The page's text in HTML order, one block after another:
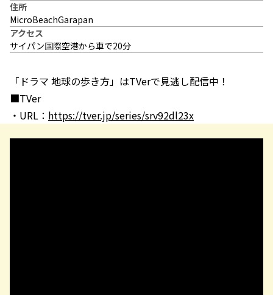
住所
MicroBeachGarapan
アクセス
サイパン国際空港から車で20分
「ドラマ 地球の歩き方」はTVerで見逃し配信中！
■TVer
・URL： https://tver.jp/series/srv92dl23x